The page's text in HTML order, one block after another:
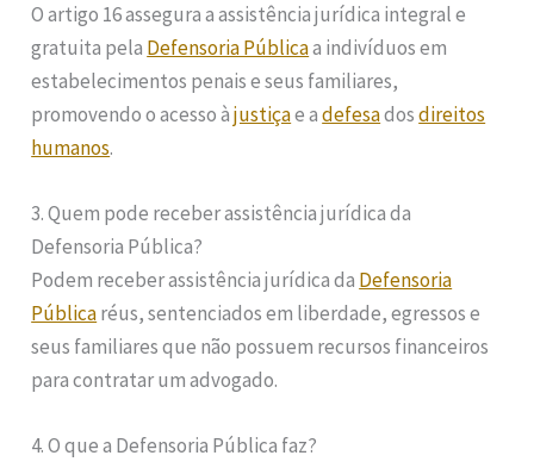
O artigo 16 assegura a assistência jurídica integral e
gratuita pela Defensoria Públicaa indivíduos em
estabelecimentos penais e seus familiares,
promovendo o acesso àjustiçae adefesadosdireitos
humanos.
3. Quem pode receber assistência jurídica da
Defensoria Pública?
Podem receber assistência jurídica da Defensoria
Públicaréus, sentenciados em liberdade, egressos e
seus familiares que não possuem recursos financeiros
para contratar um advogado.
4. O que a Defensoria Pública faz?